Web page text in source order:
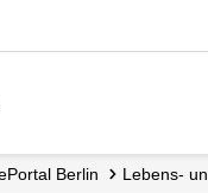
Berlin Lebens-